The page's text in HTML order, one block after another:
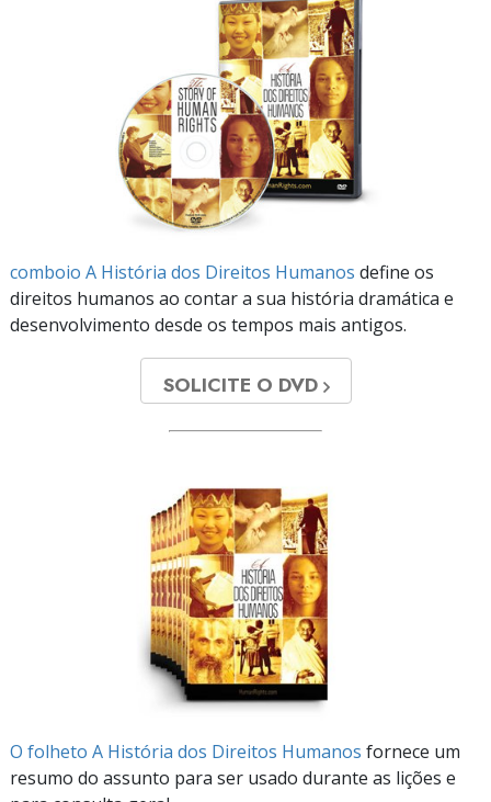
comboio A História dos Direitos Humanos define os
direitos humanos ao contar a sua história dramática e
desenvolvimento desde os tempos mais antigos.
SOLICITE O DVD
O folheto A História dos Direitos Humanos fornece um
resumo do assunto para ser usado durante as lições e